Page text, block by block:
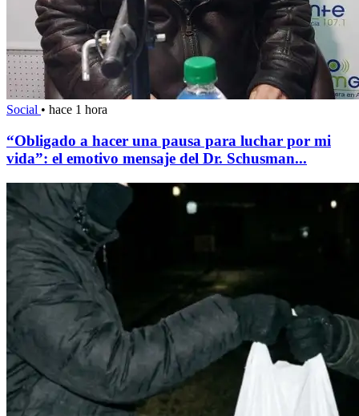
Social • hace 1 hora
“Obligado a hacer una pausa para luchar por mi
vida”: el emotivo mensaje del Dr. Schusman...